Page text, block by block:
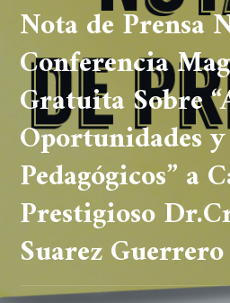
Nota de Prensa
Conferencia
Gratuita Sobre
Oportunidades
Pedagógicos” a
Prestigioso
Suarez Guerrero